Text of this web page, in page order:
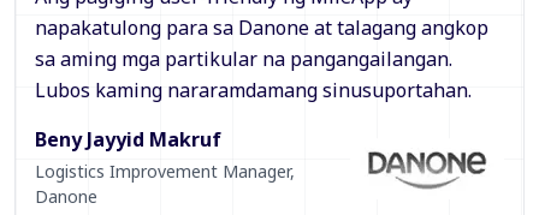
napakatulong para sa Danone at talagang angkop
sa aming mga partikular na pangangailangan.
Lubos kaming nararamdamang sinusuportahan.
Beny Jayyid Makruf
Logistics Improvement Manager,
Danone